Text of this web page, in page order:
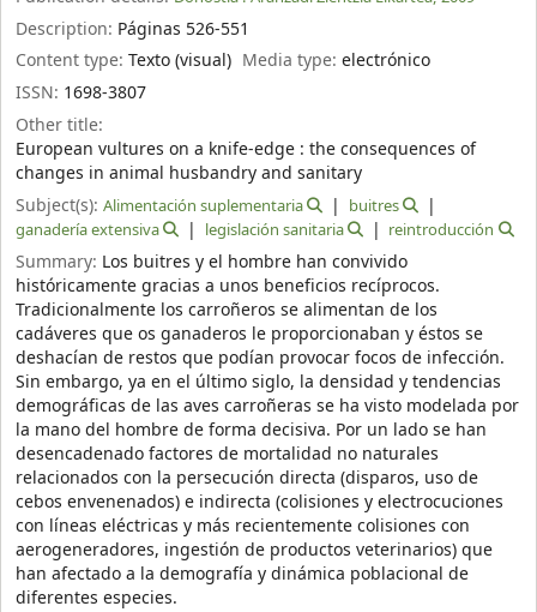
Description: Páginas 526-551
Content type: Texto (visual) Media type:electrónico
ISSN: 1698-3807
Other title:
European vultures on a knife-edge : the consequences of
changes in animal husbandry and sanitary
Subject(s): Alimentación suplementaria
buitres
ganadería extensiva
legislación sanitaria reintroducción
Summary: Los buitres y el hombre han convivido
históricamente gracias a unos beneficios recíprocos.
Tradicionalmente los carroñeros se alimentan de los
cadáveres que os ganaderos le proporcionaban y éstos se
deshacían de restos que podían provocar focos de infección.
Sin embargo, ya en el último siglo, la densidad y tendencias
demográficas de las aves carroñeras se ha visto modelada por
la mano del hombre de forma decisiva. Por un lado se han
desencadenado factores de mortalidad no naturales
relacionados con la persecución directa (disparos, uso de
cebos envenenados) e indirecta (colisiones y electrocuciones
con líneas eléctricas y más recientemente colisiones con
aerogeneradores, ingestión de productos veterinarios) que
han afectado a la demografía y dinámica poblacional de
diferentes especies.